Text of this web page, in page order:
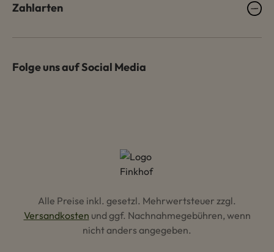
Zahlarten
Folge uns auf Social Media
Alle Preise inkl. gesetzl. Mehrwertsteuer zzgl.
Versandkosten und ggf. Nachnahmegebühren, wenn
nicht anders angegeben.